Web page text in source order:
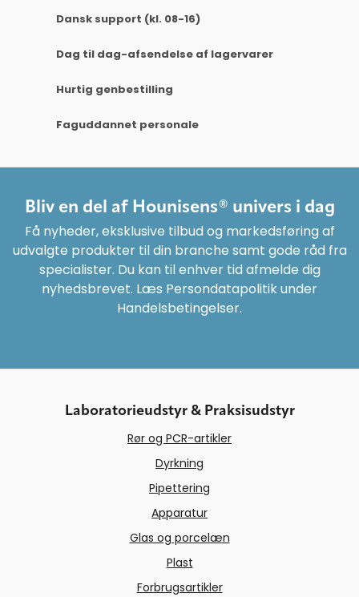
Dansk support (kl. 08-16)
Dag til dag-afsendelse af lagervarer
Hurtig genbestilling
Faguddannet personale
Bliv en del af Hounisens® univers i dag
Få nyheder, eksklusive tilbud og markedsføring af
udvalgte produkter til din branche samt gode råd fra
specialister. Du kan til enhver tid afmelde dig
nyhedsbrevet. Læs Persondatapolitik under
Handelsbetingelser.
Laboratorieudstyr & Praksisudstyr
Rør og PCR-artikler
Dyrkning
Pipettering
Apparatur
Glas og porcelæn
Plast
Forbrugsartikler